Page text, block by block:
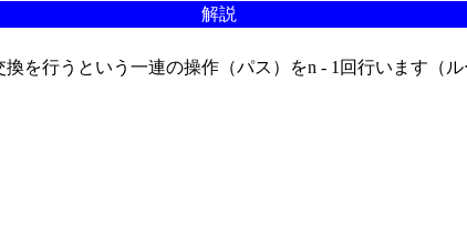
解説
を行うという一連の操作（パス）をn - 1回行います（ル